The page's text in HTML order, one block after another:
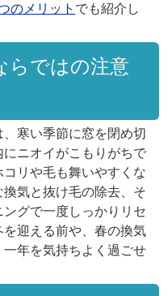
のメリット でも紹介し
らではの注意
寒い季節に窓を閉め切
ニオイがこもりがちで
リや毛も舞いやすくな
気と抜け毛の除去、そ
グで一度しっかりリセ
迎える前や、春の換気
年を気持ちよく過ごせ